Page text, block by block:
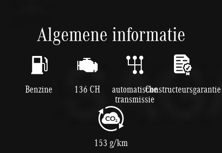
Algemene informatie
Benzine 136 CH automatische
transmissie
Constructeursgarantie
153 g/km